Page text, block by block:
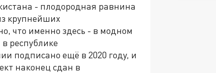
- плодородная равнина
крупнейших
что именно здесь - в модном
республике
подписано ещё в 2020 году, и
наконец сдан в